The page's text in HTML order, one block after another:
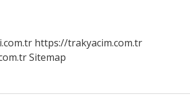
https://trakyacim.com.tr
Sitemap